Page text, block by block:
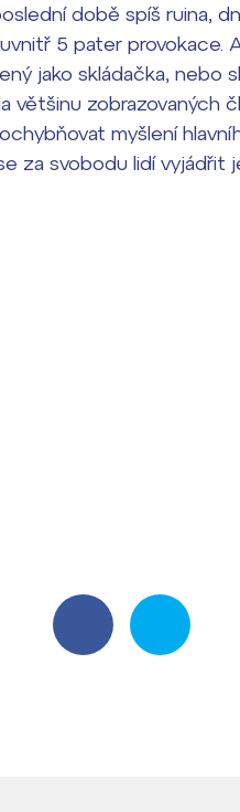
době spíš ruina,
5 pater
jako skládačka, nebo
většinu zobrazovaných
myšlení
za svobodu lidí vyjádřit